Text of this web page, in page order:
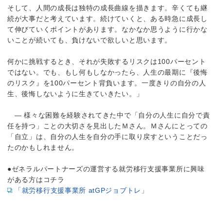
そして、人間の成長は独特の成長曲線を描きます。辛くても継
続が大事だと考えています。続けていくと、ある時急に成長し
て伸びていくポイントがあります。なかなか思うように行かな
いことが続いても、負けないで欲しいと思います。
何かに挑戦するとき、それが失敗するリスクは100パーセント
ではない。でも、もし何もしなかったら、人生の最期に『後悔
のリスク』を100パーセント背負います。一度きりの自分の人
生、後悔しないように生きていきたい。」
― 様々な困難を経験されてきた中で「自分の人生に自分で責
任を持つ」ことの大切さを見出したＭさん。Ｍさんにとっての
「自立」は、自分の人生を自分の手に取り戻すということだっ
たのかもしれません。
●ゼネラルパートナーズの運営する就労移行支援事業所に興味
がある方はコチラ
「就労移行支援事業所 atGPジョブトレ」